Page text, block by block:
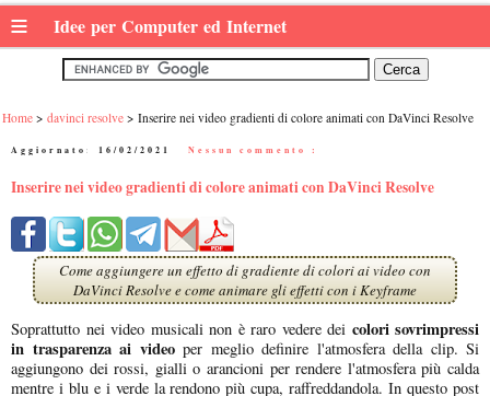
≡ Idee per Computer ed Internet
Home davinci resolve Inserire nei video gradienti di colore animati con DaVinci Resolve
Aggiornato: 16/02/2021 Nessun commento :
Inserire nei video gradienti di colore animati con DaVinci Resolve
Come aggiungere un effetto di gradiente di colori ai video con
DaVinci Resolve e come animare gli effetti con i Keyframe
Soprattutto nei video musicali non è raro vedere dei colori sovrimpressi
in trasparenza ai videoper meglio definire l'atmosfera della clip. Si
aggiungono dei rossi, gialli o arancioni per rendere l'atmosfera più calda
mentre i blu e i verde la rendono più cupa, raffreddandola. In questo post